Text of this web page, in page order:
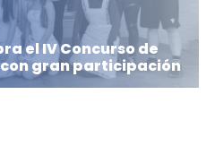
el IV Concurso de
gran participación